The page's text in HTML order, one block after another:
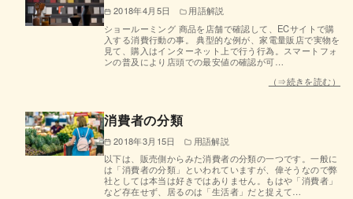
2018年4月5日
用語解説
ショールーミング 商品を店舗で確認して、ECサイトで購
入する消費行動の事。 典型的な例が、家電量販店で実物を
見て、購入はインターネット上で行う行為。スマートフォ
ンの普及により店頭での最安値の確認が可…
（⇒続きを読む）
消費者の分類
2018年3月15日
用語解説
以下は、販売側からみた消費者の分類の一つです。一般に
は「消費者の分類」といわれていますが、偉そうなので弊
社としては本当は好きではありません。もはや「消費者」
など存在せず、居るのは「生活者」だと捉えて…